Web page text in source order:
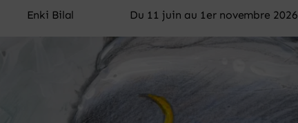
Enki Bilal
Du 11 juin au 1er novembre 2026